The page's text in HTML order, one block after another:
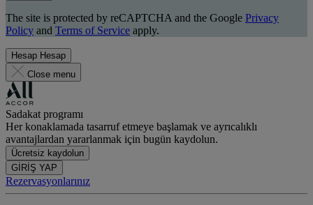
The site is protected by reCAPTCHA and the Google Privacy
Policy and Terms of Service apply.
Hesap Hesap
Close menu
Sadakat programı
Her konaklamada tasarruf etmeye başlamak ve ayrıcalıklı
avantajlardan yararlanmak için bugün kaydolun.
Ücretsiz kaydolun
GİRİŞ YAP
Rezervasyonlarınız